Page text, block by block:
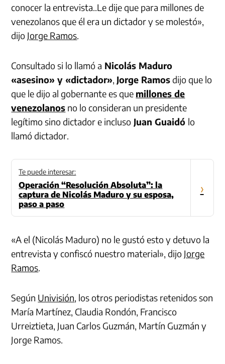
conocer la entrevista..Le dije que para millones de
venezolanos que él era un dictador y se molestó»,
dijo Jorge Ramos.
Consultado si lo llamó a Nicolás Maduro
«asesino» y «dictador», Jorge Ramosdijo que lo
que le dijo al gobernante es que millones de
venezolanos no lo consideran un presidente
legítimo sino dictador e incluso Juan Guaidó lo
llamó dictador.
Te puede interesar:
Operación “Resolución Absoluta”: la
captura de Nicolás Maduro y su esposa,
paso a paso
›
«A el (Nicolás Maduro) no le gustó esto y detuvo la
entrevista y confiscó nuestro material», dijo Jorge
Ramos.
Según Univisión, los otros periodistas retenidos son
María Martínez, Claudia Rondón, Francisco
Urreiztieta, Juan Carlos Guzmán, Martín Guzmán y
Jorge Ramos.